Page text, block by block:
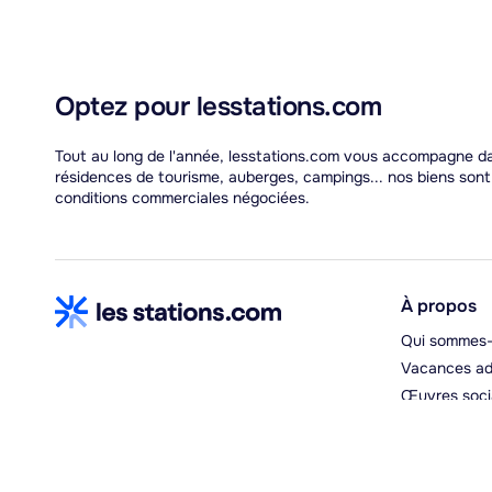
Optez pour lesstations.com
Tout au long de l'année, lesstations.com vous accompagne
résidences de tourisme, auberges, campings... nos biens
conditions commerciales négociées.
À propos
Qui
Vacances
Œuvres